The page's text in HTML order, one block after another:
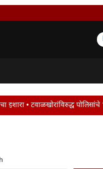
पोलिसांचे ‘ऑल आऊट